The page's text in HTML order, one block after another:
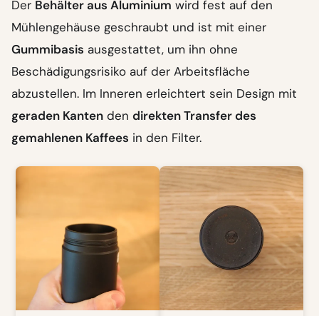
Der Behälter aus Aluminium wird fest auf den
Mühlengehäuse geschraubt und ist mit einer
Gummibasis ausgestattet, um ihn ohne
Beschädigungsrisiko auf der Arbeitsfläche
abzustellen. Im Inneren erleichtert sein Design mit
geraden Kanten den direkten Transfer des
gemahlenen Kaffees in den Filter.